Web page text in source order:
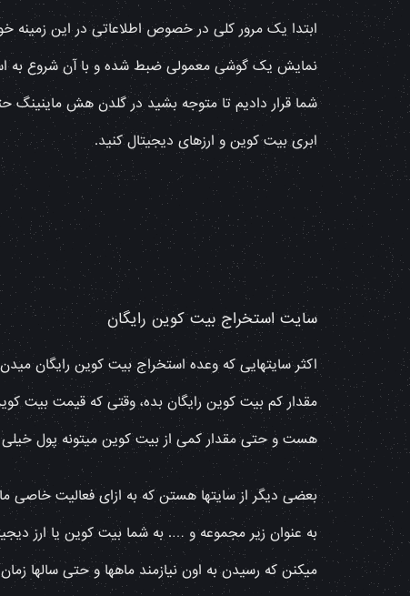
ابتدا یک مرور کلی در خصوص اطلاعاتی در این زمینه
نمایش یک گوشی معمولی ضبط شده و با آن شروع به
شما قرار دادیم تا متوجه بشید در گلدن هش
ابری بیت کوین و ارزهای دیجیتال کنید.
سایت استخراج بیت کوین رایگان
اکثر سایتهایی که وعده استخراج بیت کوین رایگان
هست و حتی مقدار کمی از بیت کوین میتونه پول
بعضی دیگر از سایتها هستن که به ازای فعالیت خاصی
به عنوان زیر مجموعه و …. به شما بیت کوین یا ارز
میکنن که رسیدن به اون نیازمند ماهها و حتی سالها